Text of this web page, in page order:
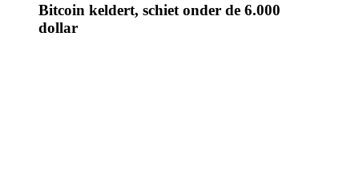
Bitcoin keldert, schiet onder de 6.000
dollar